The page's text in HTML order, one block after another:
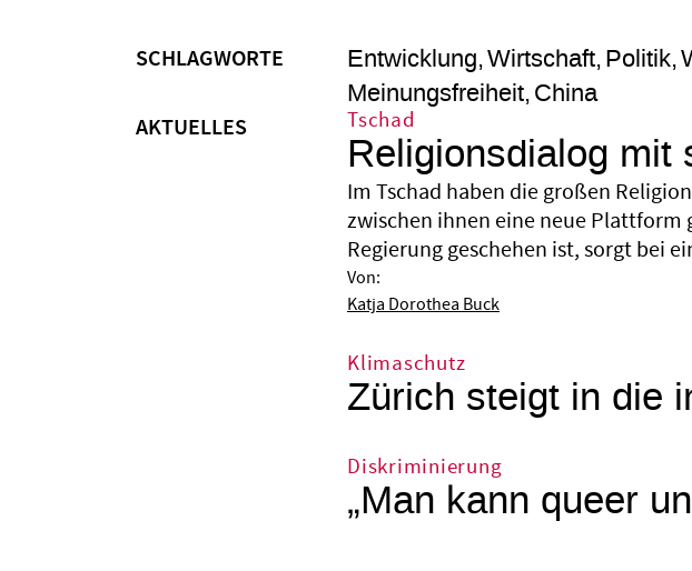
SCHLAGWORTE Entwicklung Wirtschaft Politik
Meinungsfreiheit China
AKTUELLES Tschad
Religionsdialog mit
Im Tschad haben die großen
zwischen ihnen eine neue Plattform
Regierung geschehen ist, sorgt bei
Von:
Katja Dorothea Buck
Klimaschutz
Zürich steigt in die
Diskriminierung
„Man kann queer